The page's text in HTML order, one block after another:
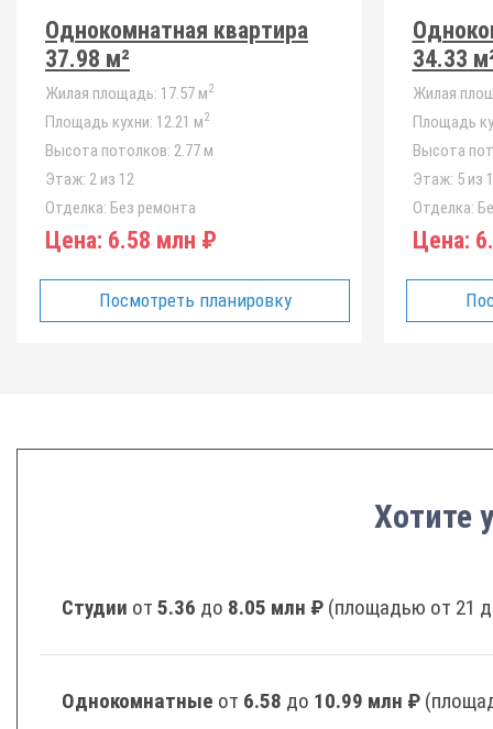
Однокомнатная квартира
37.98 м²
Жилая площадь: 17.57 м2
Площадь кухни: 12.21 м2
Высота потолков: 2.77 м
Этаж: 2 из 12
Отделка: Без ремонта
Цена: 6.58 млн ₽
Посмотреть планировку
34.33
Жилая
Площадь
Высота
Этаж: 5 из
Отделка:
Цена:
Хотите
Студии от 5.36 до 8.05 млн ₽ (площадью от 21
Однокомнатные от 6.58 до 10.99 млн ₽